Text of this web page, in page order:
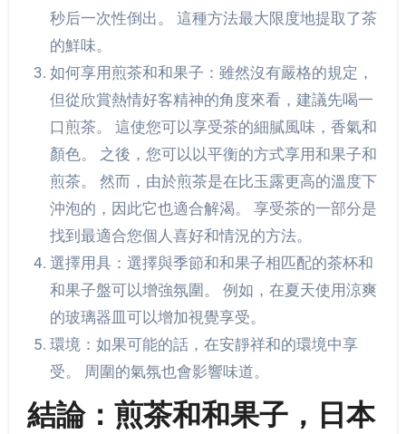
秒后一次性倒出。 這種方法最大限度地提取了茶
的鮮味。
如何享用煎茶和和果子：雖然沒有嚴格的規定，
但從欣賞熱情好客精神的角度來看，建議先喝一
口煎茶。 這使您可以享受茶的細膩風味，香氣和
顏色。 之後，您可以以平衡的方式享用和果子和
煎茶。 然而，由於煎茶是在比玉露更高的溫度下
沖泡的，因此它也適合解渴。 享受茶的一部分是
找到最適合您個人喜好和情況的方法。
選擇用具：選擇與季節和和果子相匹配的茶杯和
和果子盤可以增強氛圍。 例如，在夏天使用涼爽
的玻璃器皿可以增加視覺享受。
環境：如果可能的話，在安靜祥和的環境中享
受。 周圍的氣氛也會影響味道。
結論：煎茶和和果子，日本